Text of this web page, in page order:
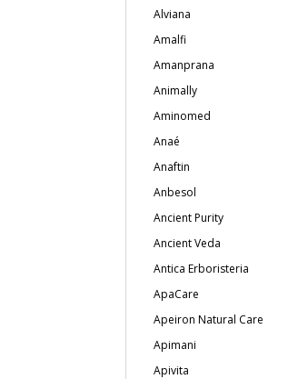
Alviana
Amalfi
Amanprana
Animally
Aminomed
Anaé
Anaftin
Anbesol
Ancient Purity
Ancient Veda
Antica Erboristeria
ApaCare
Apeiron Natural Care
Apimani
Apivita